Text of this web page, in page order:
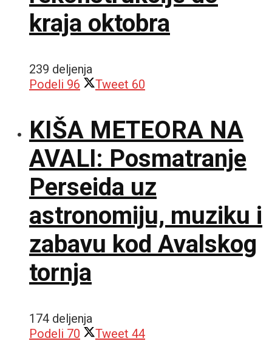
kraja oktobra
239 deljenja
Podeli 96 Tweet 60
KIŠA METEORA NA
AVALI: Posmatranje
Perseida uz
astronomiju, muziku i
zabavu kod Avalskog
tornja
174 deljenja
Podeli 70 Tweet 44